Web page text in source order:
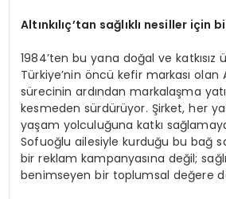
Altınkılıç’tan sağlıklı nesiller için
1984’ten bu yana doğal ve katkısız
Türkiye’nin öncü kefir markası olan
sürecinin ardından markalaşma
kesmeden sürdürüyor. Şirket, her
yaşam yolculuğuna katkı
Sofuoğlu ailesiyle kurduğu bu bağ
bir reklam kampanyasına değil;
benimseyen bir toplumsal değere